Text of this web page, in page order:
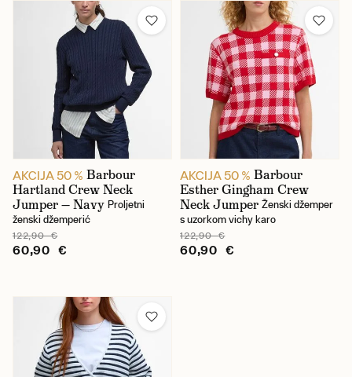
AKCIJA 50 % Barbour
Hartland Crew Neck
Jumper — Navy Proljetni
ženski džemperić
122,90 €
60,90 €
AKCIJA 50 % Barbour
Esther Gingham Crew
Neck Jumper Ženski džemper
s uzorkom vichy karo
122,90 €
60,90 €